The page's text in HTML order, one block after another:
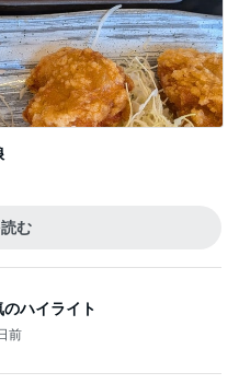
前
ン食べ比べ
前
のないパーティ
間前